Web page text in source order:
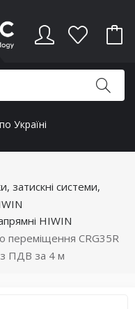
по Україні
затискні системи,
HIWIN
переміщення CRG35R
з ПДВ за 4 м